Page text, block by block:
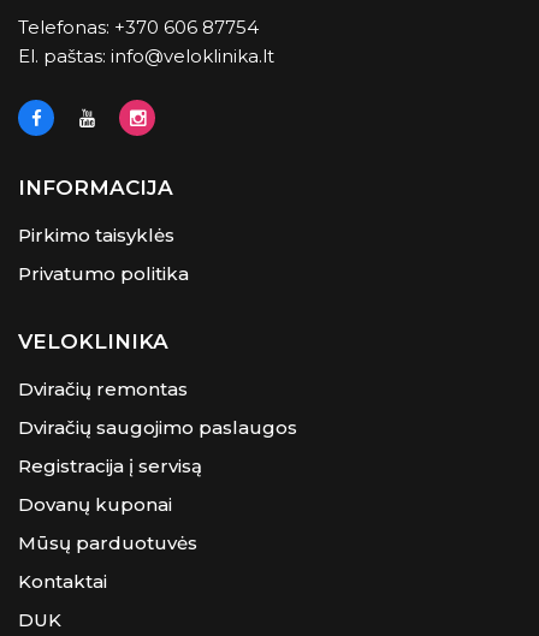
Telefonas: +370 606 87754
El. paštas: info@veloklinika.lt
INFORMACIJA
Pirkimo taisyklės
Privatumo politika
VELOKLINIKA
Dviračių remontas
Dviračių saugojimo paslaugos
Registracija į servisą
Dovanų kuponai
Mūsų parduotuvės
Kontaktai
DUK